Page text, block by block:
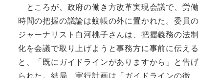
ところが、政府の働き方改革実現会議で、労働
時間の把握の議論は蚊帳の外に置かれた。委員の
ジャーナリスト白河桃子さんは、把握義務の法制
化を会議で取り上げようと事務方に事前に伝える
と、「既にガイドラインがありますから」と告げ
られた。結局、実行計画は「ガイドラインの徹